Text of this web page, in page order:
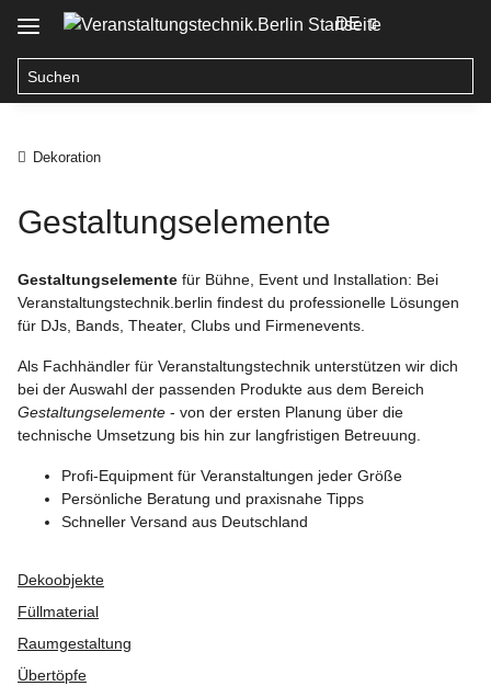
DE
Dekoration
Gestaltungselemente
Gestaltungselemente für Bühne, Event und Installation: Bei
Veranstaltungstechnik.berlin findest du professionelle Lösungen
für DJs, Bands, Theater, Clubs und Firmenevents.
Als Fachhändler für Veranstaltungstechnik unterstützen wir dich
bei der Auswahl der passenden Produkte aus dem Bereich
Gestaltungselemente - von der ersten Planung über die
technische Umsetzung bis hin zur langfristigen Betreuung.
Profi-Equipment für Veranstaltungen jeder Größe
Persönliche Beratung und praxisnahe Tipps
Schneller Versand aus Deutschland
Dekoobjekte
Füllmaterial
Raumgestaltung
Übertöpfe